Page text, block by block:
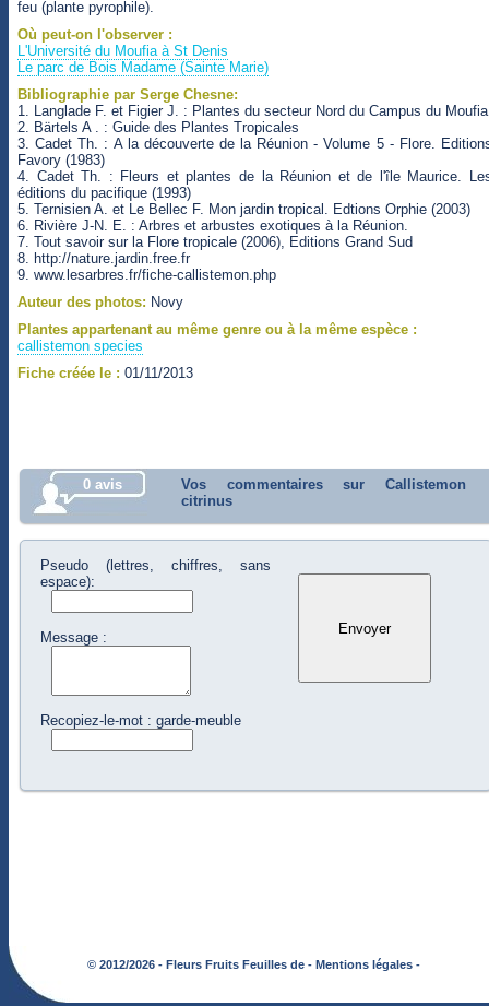
feu (plante pyrophile).
Où peut-on l'observer :
L'Université du Moufia à St Denis
Le parc de Bois Madame (Sainte Marie)
Bibliographie par Serge Chesne:
1. Langlade F. et Figier J. : Plantes du secteur Nord du Campus du
2. Bärtels A . : Guide des Plantes Tropicales
3. Cadet Th. : A la découverte de la Réunion - Volume 5 - Flore.
Favory (1983)
4. Cadet Th. : Fleurs et plantes de la Réunion et de l'île Maurice.
éditions du pacifique (1993)
5. Ternisien A. et Le Bellec F. Mon jardin tropical. Edtions Orphie (2003)
6. Rivière J-N. E. : Arbres et arbustes exotiques à la Réunion.
7. Tout savoir sur la Flore tropicale (2006), Editions Grand Sud
8. http://nature.jardin.free.fr
9. www.lesarbres.fr/fiche-callistemon.php
Auteur des photos: Novy
Plantes appartenant au même genre ou à la même espèce :
callistemon species
Fiche créée le : 01/11/2013
0 avis
Vos commentaires sur Callistemon
citrinus
Pseudo (lettres, chiffres, sans
espace):
Message :
Recopiez-le-mot : garde-meuble
© 2012/2026 - Fleurs Fruits Feuilles de - Mentions légales -